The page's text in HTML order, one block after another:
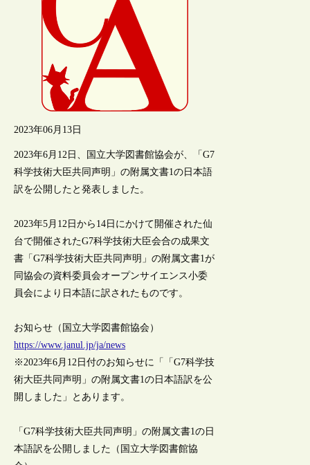
2023年06月13日
2023年6月12日、国立大学図書館協会が、「G7
科学技術大臣共同声明」の附属文書1の日本語
訳を公開したと発表しました。
2023年5月12日から14日にかけて開催された仙
台で開催されたG7科学技術大臣会合の成果文
書「G7科学技術大臣共同声明」の附属文書1が
同協会の資料委員会オープンサイエンス小委
員会により日本語に訳されたものです。
お知らせ（国立大学図書館協会）
https://www.janul.jp/ja/news
※2023年6月12日付のお知らせに「「G7科学技
術大臣共同声明」の附属文書1の日本語訳を公
開しました」とあります。
「G7科学技術大臣共同声明」の附属文書1の日
本語訳を公開しました（国立大学図書館協